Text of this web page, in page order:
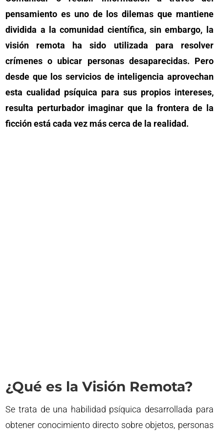
pensamiento es uno de los dilemas que mantiene
dividida a la comunidad científica, sin embargo, la
visión remota ha sido utilizada para resolver
crímenes o ubicar personas desaparecidas. Pero
desde que los servicios de inteligencia aprovechan
esta cualidad psíquica para sus propios intereses,
resulta perturbador imaginar que la frontera de la
ficción está cada vez más cerca de la realidad.
¿Qué es la Visión Remota?
Se trata de una habilidad psíquica desarrollada para
obtener conocimiento directo sobre objetos, personas